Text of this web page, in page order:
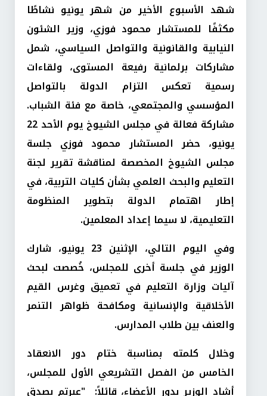
شهد الأسبوع الأخير من شهر يونيو نشاطًا
مكثفًا للمستشار محمود فوزي، وزير الشئون
النيابية والقانونية والتواصل السياسي، شمل
مشاركات برلمانية رفيعة المستوى، ولقاءات
رسمية تعكس التزام الدولة بالتواصل
المؤسسي والمجتمعي، خاصة مع فئة الشباب.
مشاركة فعالة في مجلس الشيوخ يوم الأحد 22
يونيو، حضر المستشار محمود فوزي جلسة
مجلس الشيوخ المخصصة لمناقشة تقرير لجنة
التعليم والبحث العلمي بشأن كليات التربية، في
إطار اهتمام الدولة بتطوير المنظومة
التعليمية، لا سيما إعداد المعلمين.
وفي اليوم التالي، الإثنين 23 يونيو، شارك
الوزير في جلسة أخرى للمجلس، خُصصت لبحث
آليات وزارة التعليم في تعميق وغرس القيم
الأخلاقية والإنسانية ومكافحة ظواهر التنمر
والعنف بين طلاب المدارس.
وخلال كلمته بمناسبة ختام دور الانعقاد
الخامس من الفصل التشريعي الأول للمجلس،
أشاد الوزير بدور الأعضاء، قائلاً: "عبرتم بصدق